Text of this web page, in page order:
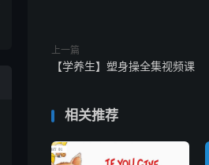
上一篇
【学养生】塑身操全集视频课
相关推荐